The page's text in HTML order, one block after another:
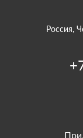
Россия,